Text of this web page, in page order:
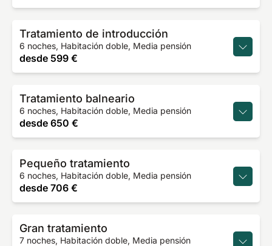
Tratamiento de introducción
6 noches, Habitación doble, Media pensión
desde 599 €
Tratamiento balneario
6 noches, Habitación doble, Media pensión
desde 650 €
Pequeño tratamiento
6 noches, Habitación doble, Media pensión
desde 706 €
Gran tratamiento
7 noches, Habitación doble, Media pensión